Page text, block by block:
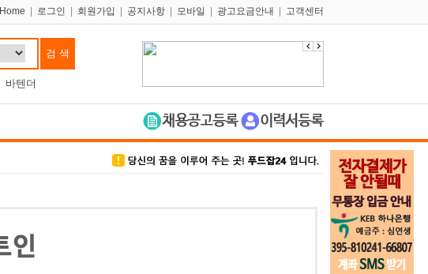
Home 로그인 회원가입 공지사항 모바일 광고요금안내 고객센터
바텐더